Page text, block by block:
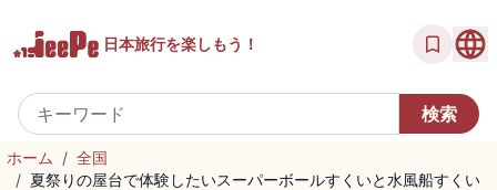
日本旅行を楽しもう！
ホーム / 全国
/ 夏祭りの屋台で体験したいスーパーボールすくいと水風船すくい